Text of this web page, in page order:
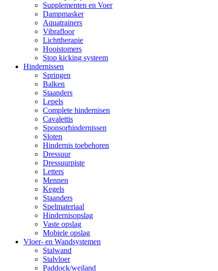
Supplementen en Voer
Dampmasker
Aquatrainers
Vibrafloor
Lichttherapie
Hooistomers
Stop kicking systeem
Hindernissen
Springen
Balken
Staanders
Lepels
Complete hindernisen
Cavalettis
Sponsorhindernissen
Sloten
Hindernis toebehoren
Dressuur
Dressuurpiste
Letters
Mennen
Kegels
Staanders
Spelmateriaal
Hindernisopslag
Vaste opslag
Mobiele opslag
Vloer- en Wandsystemen
Stalwand
Stalvloer
Paddock/weiland